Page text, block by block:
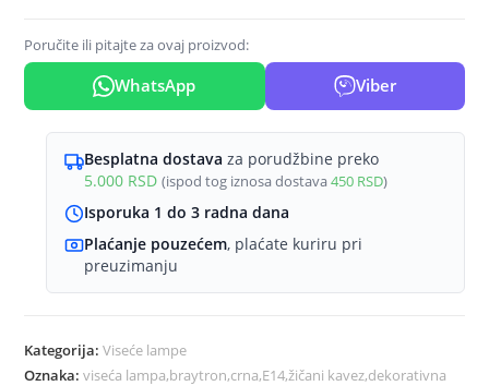
crna
sa
žičanim
količina
Poručite ili pitajte za ovaj proizvod:
WhatsApp Viber
Besplatna dostava za porudžbine preko
5.000 RSD (ispod tog iznosa dostava450 RSD)
Isporuka 1 do 3 radna dana
Plaćanje pouzećem, plaćate kuriru pri
preuzimanju
Kategorija:Viseće lampe
Oznaka:viseća lampa,braytron,crna,E14,žičani kavez,dekorativna